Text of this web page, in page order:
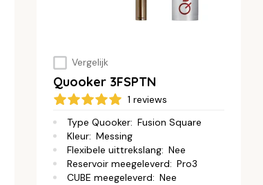
Vergelijk
Quooker 3FSPTN
1 reviews
Type Quooker: Fusion Square
Kleur: Messing
Flexibele uittrekslang: Nee
Reservoir meegeleverd: Pro3
CUBE meegeleverd: Nee